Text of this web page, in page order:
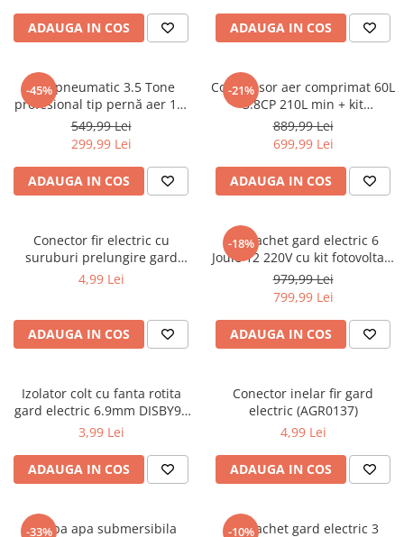
Aparate de masurat
Aparate de rindeluit
Aparate de slefuit
Aparate de tuns
Aparate de vopsit
Aparate pe acumulator / baterie
Aspiratoare
Betoniera
Cantar electronic
Compresoare
Fierastraie
Invertor / convertor curent
Macara electrica
Motoare electrice
Nivela Laser
Pistoale termice
ADAUGA IN COS ADAUGA IN COS
-45%
Cric pneumatic 3.5 Tone
profesional tip pernă aer 14-
40cm (3.5TAIR)
549,99 Lei
299,99 Lei
ADAUGA IN COS
-21%
Compresor aer comprimat 60L
3.8CP 210L min + kit
pmeumatic 5piese 8bar (BX-
3257+)
889,99 Lei
699,99 Lei
ADAUGA IN COS
Conector fir electric cu
suruburi prelungire gard
electric DISCH65 (BK87589)
4,99 Lei
ADAUGA IN COS
-18%
Kit pachet gard electric 6
Joule 12 220V cu kit fotovoltaic
panou baterie 7ah fir 1000m
(BK87583-1000-03-7ah)
979,99 Lei
799,99 Lei
ADAUGA IN COS
Izolator colt cu fanta rotita
gard electric 6.9mm DISBY90
(BK87644)
3,99 Lei
ADAUGA IN COS
Conector inelar fir gard
electric (AGR0137)
4,99 Lei
ADAUGA IN COS
-33%
Pompa apa submersibila
-10%
Kit pachet gard electric 3